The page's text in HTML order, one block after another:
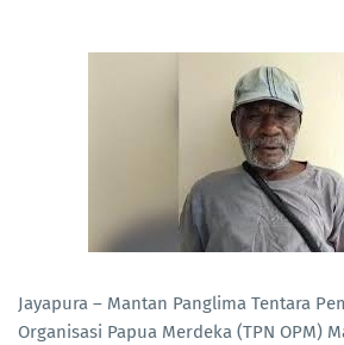
Jayapura – Mantan Panglima Tentara
Organisasi Papua Merdeka (TPN OPM)